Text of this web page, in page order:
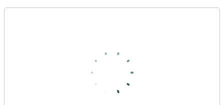
mô hình giao thoa do hệ thống giao thoa tạo ra thường